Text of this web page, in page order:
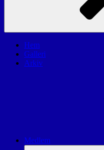
Hem
Galleri
Arkiv
Medlem